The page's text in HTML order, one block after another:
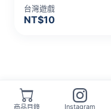
台灣遊戲
NT$10
商品目錄 Instagram